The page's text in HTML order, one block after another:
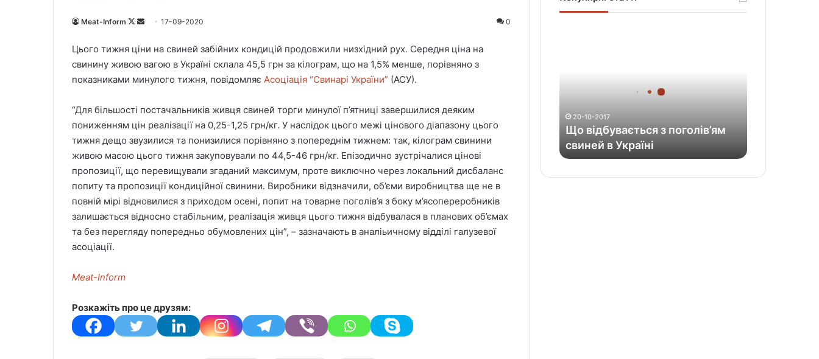
Meat-Inform
F
l
l
o
o
n
X
n
d
a
e
m
a
l
17-09-2020 0
Цього тижня ціни на свиней забійних кондицій продовжили низхідний рух. Середня ціна на
свинину живою вагою в Україні склала 45,5 грн за кілограм, що на 1,5% менше, порівняно з
показниками минулого тижня, повідомляє Асоціація “Свинарі України” (АСУ).
“Для більшості постачальників живця свиней торги минулої п’ятниці завершилися деяким
пониженням цін реалізації на 0,25-1,25 грн/кг. У наслідок цього межі цінового діапазону цього
тижня дещо звузилися та понизилися порівняно з попереднім тижнем: так, кілограм свинини
живою масою цього тижня закуповували по 44,5-46 грн/кг. Епізодично зустрічалися цінові
пропозиції, що перевищували згаданий максимум, проте виключно через локальний дисбаланс
попиту та пропозиції кондиційної свинини. Виробники відзначили, об’єми виробництва ще не в
повній мірі відновилися з приходом осені, попит на товарне поголів’я з боку м’ясопереробників
залишається відносно стабільним, реалізація живця цього тижня відбувалася в планових об’ємах
та без перегляду попередньо обумовлених цін”, – зазначають в аналіьичному відділі галузевої
асоціації.
Meat-Inform
Розкажіть про це друзям:
т
20-10-2017
Що відбувається з поголів’ям
свиней в Україні